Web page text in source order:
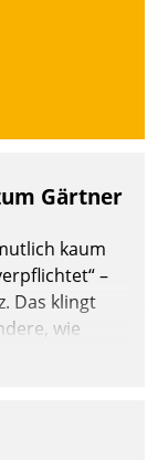
Gärtner
kaum
–
Das klingt
wie
der